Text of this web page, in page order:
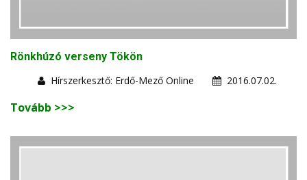
Rönkhúzó verseny Tökön
Hírszerkesztő: Erdő-Mező Online
2016.07.02.
Tovább >>>